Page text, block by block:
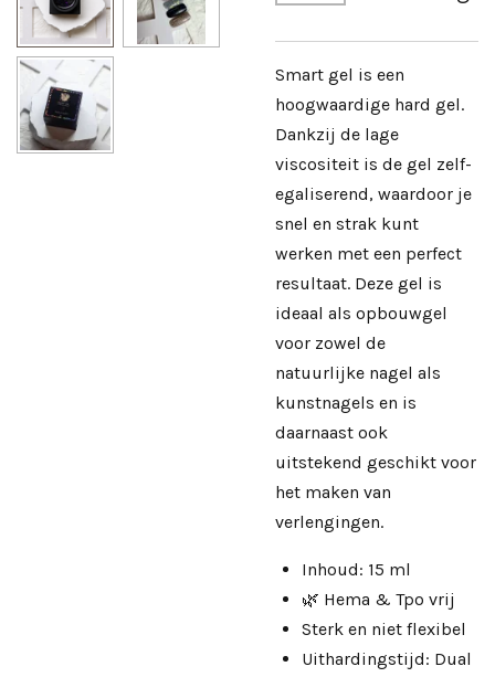
Smart gel is een
hoogwaardige hard gel.
Dankzij de lage
viscositeit is de gel zelf-
egaliserend, waardoor je
snel en strak kunt
werken met een perfect
resultaat. Deze gel is
ideaal als opbouwgel
voor zowel de
natuurlijke nagel als
kunstnagels en is
daarnaast ook
uitstekend geschikt voor
het maken van
verlengingen.
Inhoud: 15 ml
🌿 Hema & Tpo vrij
Sterk en niet flexibel
Uithardingstijd: Dual